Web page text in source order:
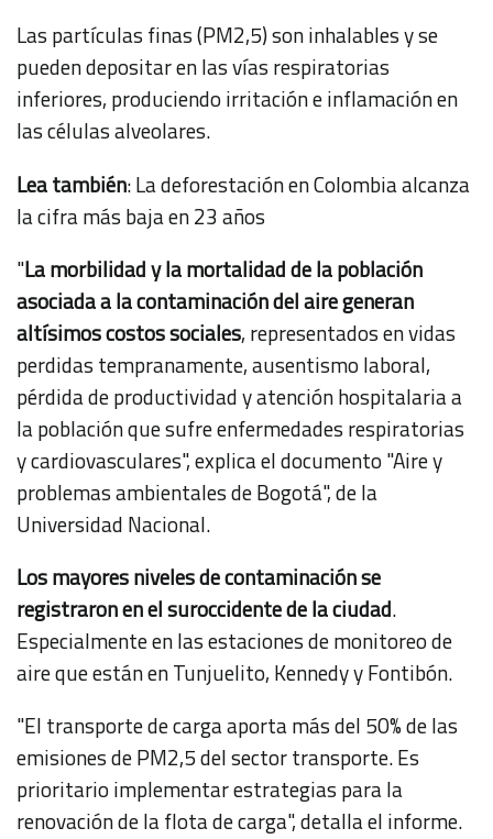
Las partículas finas (PM2,5) son inhalables y se
pueden depositar en las vías respiratorias
inferiores, produciendo irritación e inflamación en
las células alveolares.
Lea también:La deforestación en Colombia alcanza
la cifra más baja en 23 años
"La morbilidad y la mortalidad de la población
asociada a la contaminación del aire generan
altísimos costos sociales, representados en vidas
perdidas tempranamente, ausentismo laboral,
pérdida de productividad y atención hospitalaria a
la población que sufre enfermedades respiratorias
y cardiovasculares", explica el documento"Aire y
problemas ambientales de Bogotá", de la
Universidad Nacional.
Los mayores niveles de contaminación se
registraron en el suroccidente de la ciudad.
Especialmente en las estaciones de monitoreo de
aire que están en Tunjuelito, Kennedy y Fontibón.
"El transporte de carga aporta más del 50% de las
emisiones de PM2,5 del sector transporte. Es
prioritario implementar estrategias para la
renovación de la flota de carga", detalla el informe.